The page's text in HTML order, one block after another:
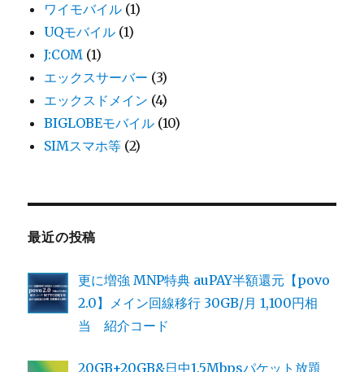
ワイモバイル (1)
UQモバイル (1)
J:COM (1)
エックスサーバー (3)
エックスドメイン (4)
BIGLOBEモバイル (10)
SIMスマホ等 (2)
最近の投稿
更に増強 MNP特典 auPAY半額還元【povo
2.0】メイン回線移行 30GB/月 1,100円相
当 紹介コード
20GB+20GB&日中1.5Mbpsパケット放題